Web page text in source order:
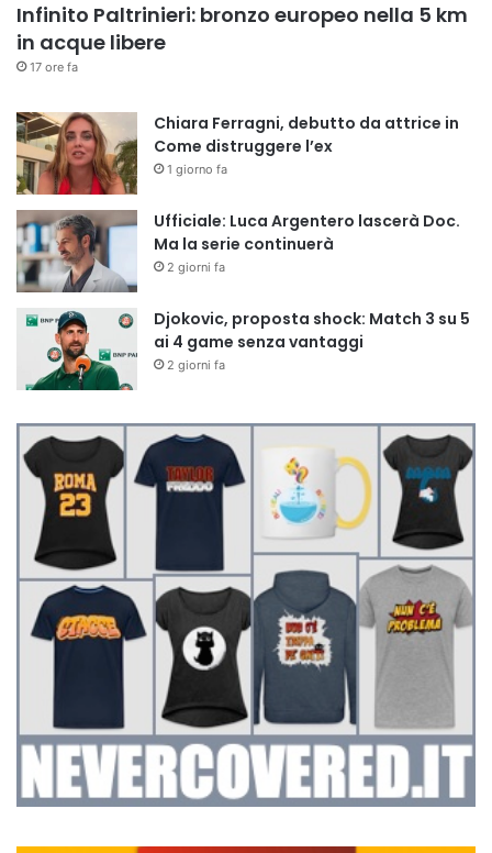
Infinito Paltrinieri: bronzo europeo nella 5 km
in acque libere
17 ore fa
Chiara Ferragni, debutto da attrice in
Come distruggere l’ex
1 giorno fa
Ufficiale: Luca Argentero lascerà Doc.
Ma la serie continuerà
2 giorni fa
Djokovic, proposta shock: Match 3 su 5
ai 4 game senza vantaggi
2 giorni fa